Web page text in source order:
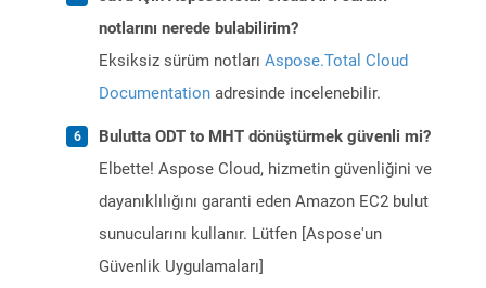
notlarını nerede bulabilirim?
Eksiksiz sürüm notları Aspose.Total Cloud
Documentation adresinde incelenebilir.
Bulutta ODT to MHT dönüştürmek güvenli mi?
Elbette! Aspose Cloud, hizmetin güvenliğini ve
dayanıklılığını garanti eden Amazon EC2 bulut
sunucularını kullanır. Lütfen [Aspose'un
Güvenlik Uygulamaları]